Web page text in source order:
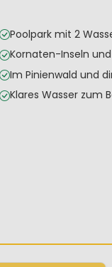
Poolpark mit 2
Kornaten-Inseln
Im Pinienwald und
Klares Wasser zum